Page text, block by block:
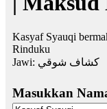
Kasyaf Syauqi
Rinduku
Jawi: كشاف شوقي
Masukkan